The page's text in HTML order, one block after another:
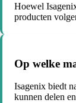
Hoewel
producten
Op welke
Isagenix biedt
kunnen delen